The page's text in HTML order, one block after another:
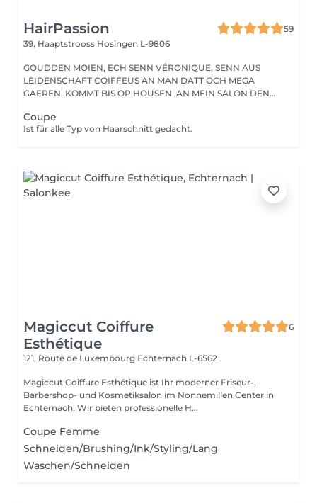
HairPassion
59
39, Haaptstrooss Hosingen L-9806
GOUDDEN MOIEN, ECH SENN VÉRONIQUE, SENN AUS
LEIDENSCHAFT COIFFEUS AN MAN DATT OCH MEGA
GAEREN. KOMMT BIS OP HOUSEN ,AN MEIN SALON DEN
Coupe
Ist für alle Typ von Haarschnitt gedacht.
Magiccut Coiffure
Esthétique
6
121, Route de Luxembourg Echternach L-6562
Magiccut Coiffure Esthétique ist Ihr moderner Friseur-,
Barbershop- und Kosmetiksalon im Nonnemillen Center in
Echternach. Wir bieten professionelle H...
Coupe Femme
Schneiden/Brushing/Ink/Styling/Lang
Waschen/Schneiden